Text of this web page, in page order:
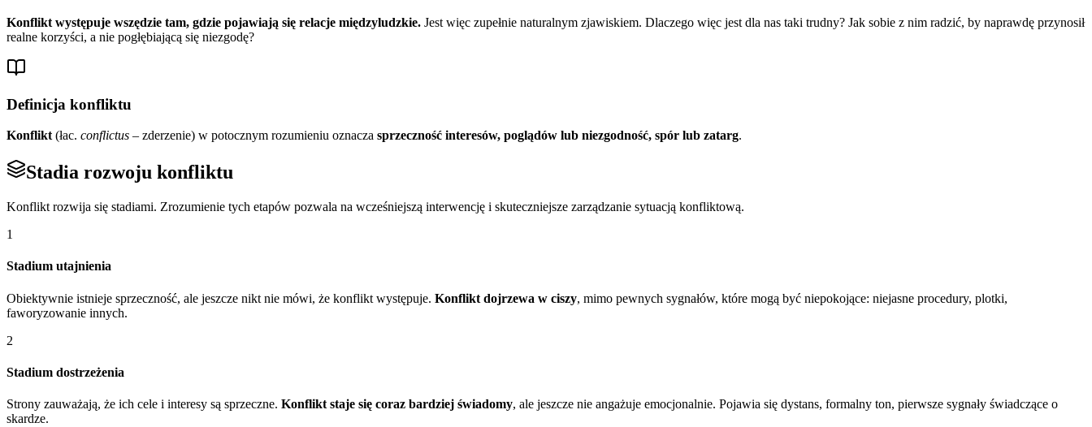
Konflikt występuje wszędzie tam, gdzie pojawiają się relacje międzyludzkie. Jest więc zupełnie naturalnym zjawiskiem. Dlaczego więc jest dla nas taki trudny? Jak sobie z nim radzić, by naprawdę przynosił
realne korzyści, a nie pogłębiającą się niezgodę?
Definicja konfliktu
Konflikt (łac. conflictus – zderzenie) w potocznym rozumieniu oznacza sprzeczność interesów, poglądów lub niezgodność, spór lub zatarg.
Stadia rozwoju konfliktu
Konflikt rozwija się stadiami. Zrozumienie tych etapów pozwala na wcześniejszą interwencję i skuteczniejsze zarządzanie sytuacją konfliktową.
1
Stadium utajnienia
Obiektywnie istnieje sprzeczność, ale jeszcze nikt nie mówi, że konflikt występuje. Konflikt dojrzewa w ciszy, mimo pewnych sygnałów, które mogą być niepokojące: niejasne procedury, plotki,
faworyzowanie innych.
2
Stadium dostrzeżenia
Strony zauważają, że ich cele i interesy są sprzeczne. Konflikt staje się coraz bardziej świadomy, ale jeszcze nie angażuje emocjonalnie. Pojawia się dystans, formalny ton, pierwsze sygnały świadczące o
skardze.